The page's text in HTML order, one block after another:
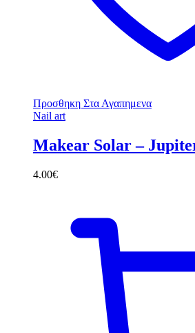
Προσθηκη Στα Αγαπημενα
Nail art
Makear Solar –
4.00€